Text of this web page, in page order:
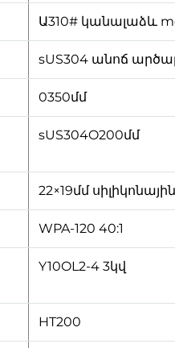
Ա310# կանալաձև
sUS304 անոճ
0350մմ
sUS304O200մմ
22×19մմ
WPA-120 40:1
Y10OL2-4 3կվ
HT200